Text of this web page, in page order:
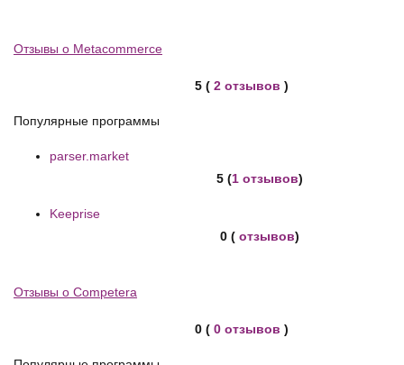
Отзывы о Metacommerce
5 ( 2 отзывов )
Популярные программы
parser.market
5 (1 отзывов)
Keeprise
0 ( отзывов)
Отзывы о Competera
0 ( 0 отзывов )